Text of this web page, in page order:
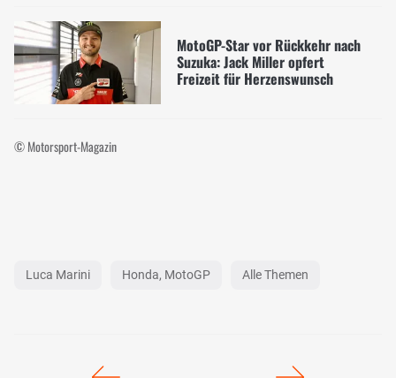
MotoGP-Star vor Rückkehr nach
Suzuka: Jack Miller opfert
Freizeit für Herzenswunsch
© Motorsport-Magazin
Luca Marini Honda, MotoGP Alle Themen